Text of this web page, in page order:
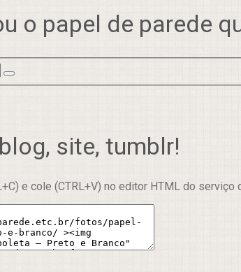
o papel de parede
site, tumblr!
e cole (CTRL+V) no editor HTML do serviço